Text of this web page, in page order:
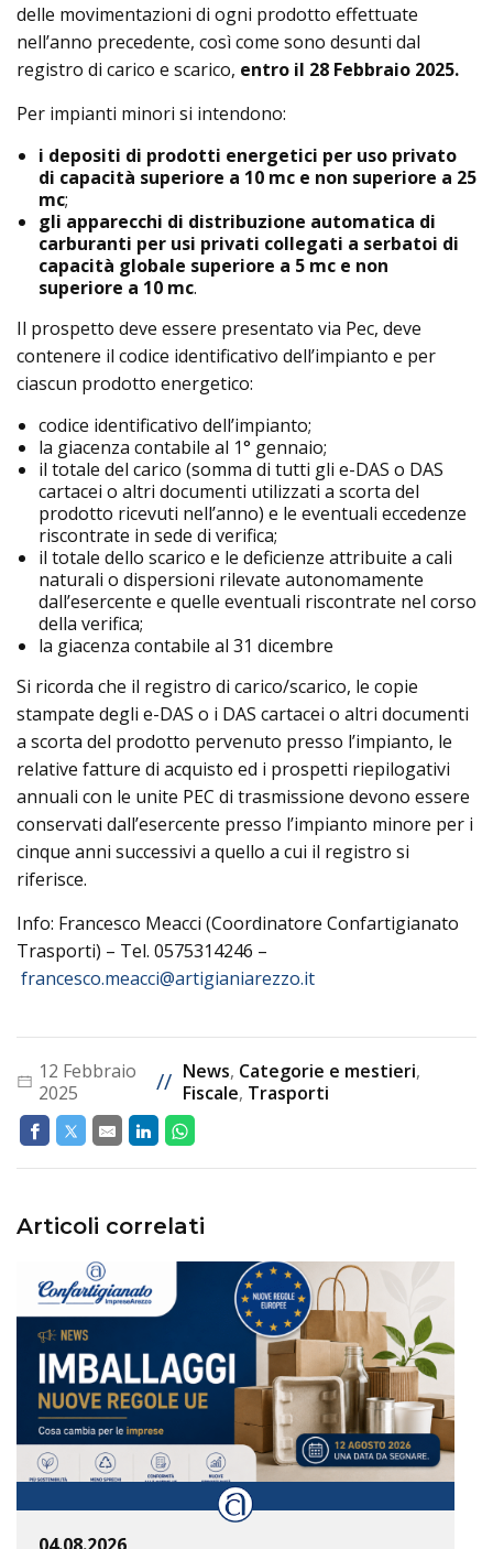
delle movimentazioni di ogni prodotto effettuate
nell’anno precedente, così come sono desunti dal
registro di carico e scarico, entro il 28 Febbraio 2025.
Per impianti minori si intendono:
i depositi di prodotti energetici per uso privato
di capacità superiore a 10 mc e non superiore a 25
mc;
gli apparecchi di distribuzione automatica di
carburanti per usi privati collegati a serbatoi di
capacità globale superiore a 5 mc e non
superiore a 10 mc.
Il prospetto deve essere presentato via Pec, deve
contenere il codice identificativo dell’impianto e per
ciascun prodotto energetico:
codice identificativo dell’impianto;
la giacenza contabile al 1° gennaio;
il totale del carico (somma di tutti gli e-DAS o DAS
cartacei o altri documenti utilizzati a scorta del
prodotto ricevuti nell’anno) e le eventuali eccedenze
riscontrate in sede di verifica;
il totale dello scarico e le deficienze attribuite a cali
naturali o dispersioni rilevate autonomamente
dall’esercente e quelle eventuali riscontrate nel corso
della verifica;
la giacenza contabile al 31 dicembre
Si ricorda che il registro di carico/scarico, le copie
stampate degli e-DAS o i DAS cartacei o altri documenti
a scorta del prodotto pervenuto presso l’impianto, le
relative fatture di acquisto ed i prospetti riepilogativi
annuali con le unite PEC di trasmissione devono essere
conservati dall’esercente presso l’impianto minore per i
cinque anni successivi a quello a cui il registro si
riferisce.
Info: Francesco Meacci (Coordinatore Confartigianato
Trasporti) – Tel. 0575314246 –
francesco.meacci@artigianiarezzo.it
12 Febbraio
2025
// News, Categorie e mestieri,
Fiscale, Trasporti
Articoli correlati